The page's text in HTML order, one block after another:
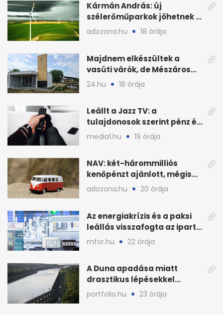
Kármán András: új
szélerőműparkok jöhetnek a
kormányülés döntése
adozona.hu 18 órája
Majdnem elkészültek a
vasúti várók, de Mészáros
bizalmasa leromboltatja
24.hu 18 órája
Leállt a Jazz TV: a
tulajdonosok szerint pénz és
szabályok döntöttek
media1.hu 19 órája
NAV: két-hárommilliós
kenőpénzt ajánlott, mégis
lefoglalták a hamis árut
adozona.hu 20 órája
Az energiakrízis és a paksi
leállás visszafogta az ipart,
nyáron kisebb a kár
mfor.hu 22 órája
A Duna apadása miatt
drasztikus lépésekkel
védenék a cernavodăi
atomerőművet
portfolio.hu 23 órája